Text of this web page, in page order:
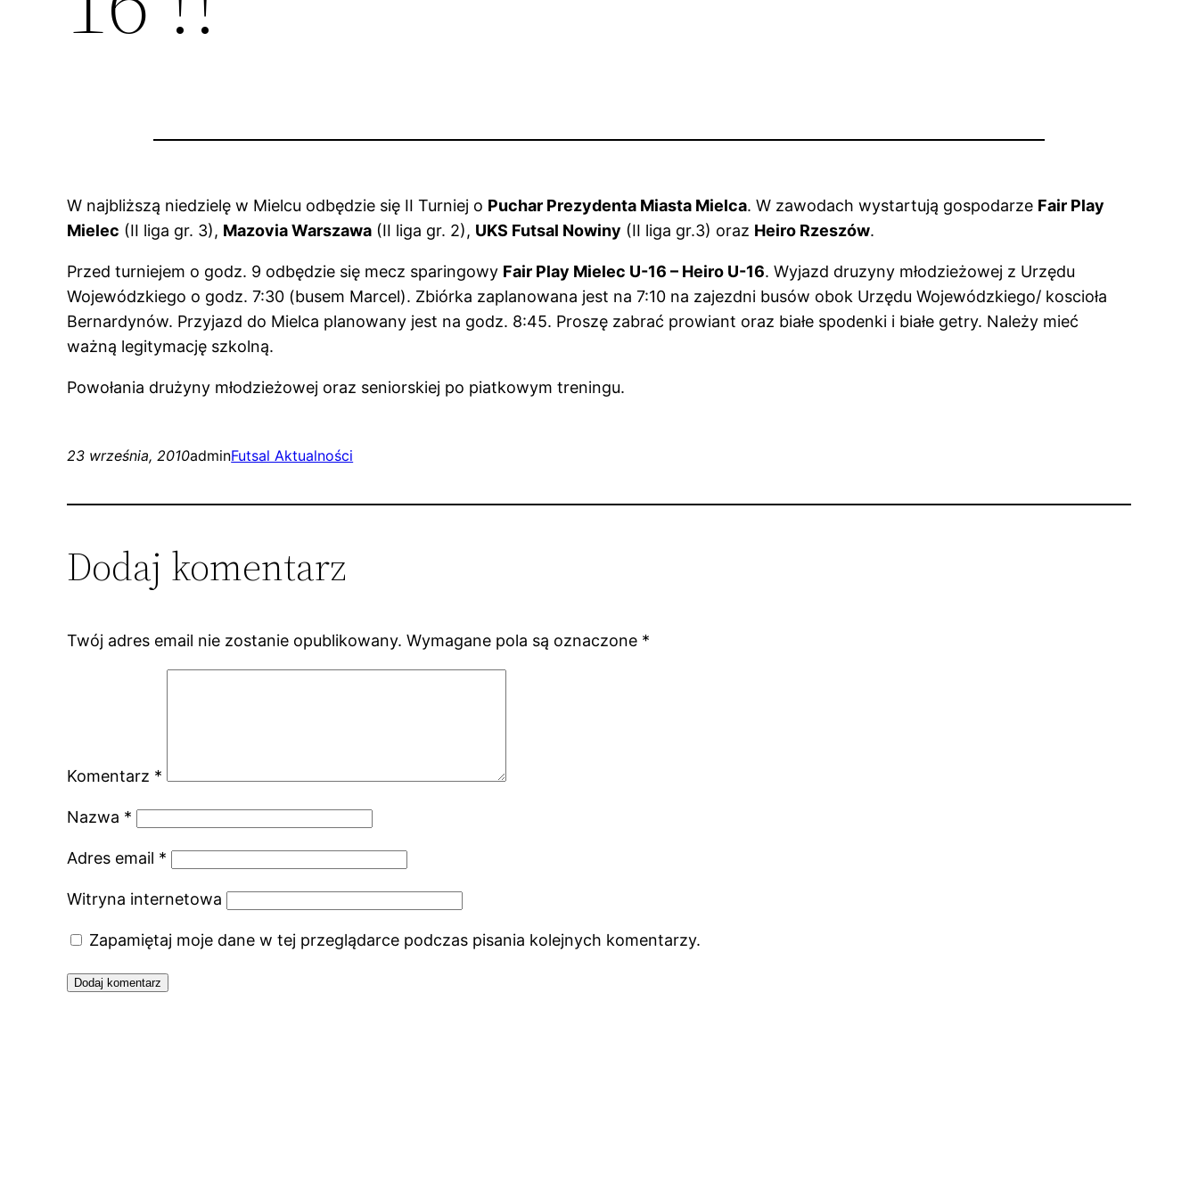
W najbliższą niedzielę w Mielcu odbędzie się II Turniej o Puchar Prezydenta Miasta Mielca. W zawodach wystartują gospodarze Fair Play
Mielec (II liga gr. 3), Mazovia Warszawa (II liga gr. 2), UKS Futsal Nowiny (II liga gr.3) oraz Heiro Rzeszów.
Przed turniejem o godz. 9 odbędzie się mecz sparingowy Fair Play Mielec U-16 – Heiro U-16. Wyjazd druzyny młodzieżowej z Urzędu
Wojewódzkiego o godz. 7:30 (busem Marcel). Zbiórka zaplanowana jest na 7:10 na zajezdni busów obok Urzędu Wojewódzkiego/ koscioła
Bernardynów. Przyjazd do Mielca planowany jest na godz. 8:45. Proszę zabrać prowiant oraz białe spodenki i białe getry. Należy mieć
ważną legitymację szkolną.
Powołania drużyny młodzieżowej oraz seniorskiej po piatkowym treningu.
23 września, 2010adminFutsal Aktualności
Dodaj komentarz
Twój adres email nie zostanie opublikowany. Wymagane pola są oznaczone *
Komentarz *
Nazwa *
Adres email *
Witryna internetowa
Zapamiętaj moje dane w tej przeglądarce podczas pisania kolejnych komentarzy.